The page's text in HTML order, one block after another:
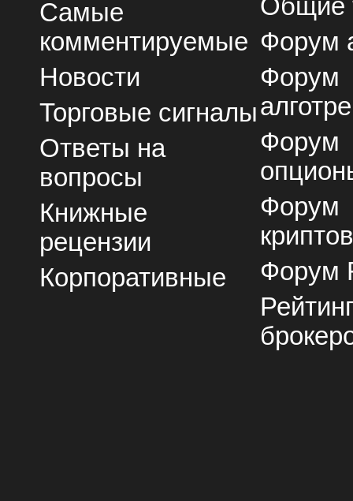
Самые
комментируемые
Новости
Торговые сигналы
Ответы на
вопросы
Книжные
рецензии
Корпоративные
Общие
Форум
Форум
Форум
Форум
Форум